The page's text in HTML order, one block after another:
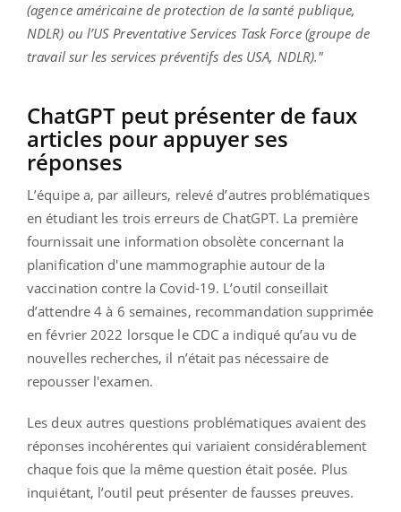
(agence américaine de protection de la santé publique,
NDLR) ou l’US Preventative Services Task Force (groupe de
travail sur les services préventifs des USA, NDLR)."
ChatGPT peut présenter de faux
articles pour appuyer ses
réponses
L’équipe a, par ailleurs, relevé d’autres problématiques
en étudiant les trois erreurs de ChatGPT. La première
fournissait une information obsolète concernant la
planification d'une mammographie autour de la
vaccination contre la Covid-19. L’outil conseillait
d’attendre 4 à 6 semaines, recommandation supprimée
en février 2022 lorsque le CDC a indiqué qu’au vu de
nouvelles recherches, il n’était pas nécessaire de
repousser l'examen.
Les deux autres questions problématiques avaient des
réponses incohérentes qui variaient considérablement
chaque fois que la même question était posée. Plus
inquiétant, l’outil peut présenter de fausses preuves.